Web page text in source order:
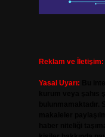
Reklam ve İletişim:
Yasal Uyarı: